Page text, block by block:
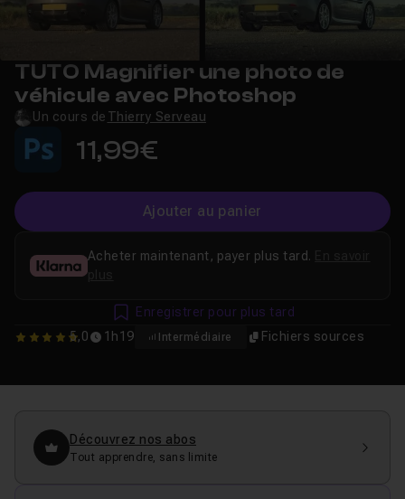
TUTO Magnifier une photo de
véhicule avec Photoshop
Un cours de Thierry Serveau
11,99€
Ajouter au panier
5 5,0 1h19 Intermédiaire Fichiers sources
Acheter maintenant, payer plus tard.
plus
Enregistrer pour plus tard
Découvrez nos abos
Tout apprendre, sans limite